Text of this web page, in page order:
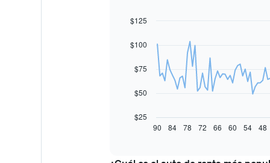
Line
91
points.
gráfico
muestra
el
Chart
$25
$50
$75
$100
$125
90 60
84 78 72 66 54 48